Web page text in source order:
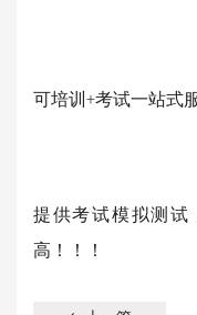
可培训+考试一站式
提供考试模拟测试
高！！！